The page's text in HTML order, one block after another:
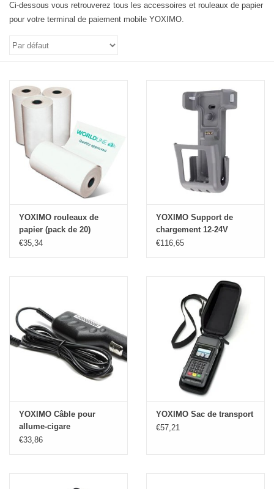
Ci-dessous vous retrouverez tous les accessoires et rouleaux de papier
pour votre terminal de paiement mobile YOXIMO.
YOXIMO rouleaux de
papier (pack de 20)
€35,34
YOXIMO Support de
chargement 12-24V
€116,65
YOXIMO Câble pour
allume-cigare
€33,86
YOXIMO Sac de transport
€57,21